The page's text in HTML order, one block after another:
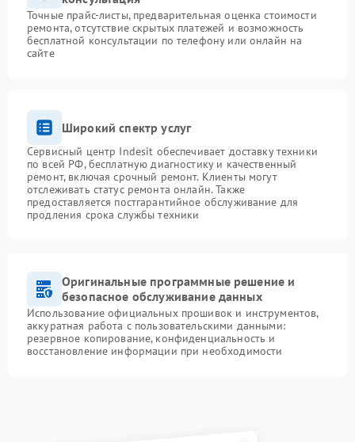
Точные прайс-листы, предварительная оценка стоимости
ремонта, отсутствие скрытых платежей и возможность
бесплатной консультации по телефону или онлайн на
сайте
Широкий спектр услуг
Сервисный центр Indesit обеспечивает доставку техники
по всей РФ, бесплатную диагностику и качественный
ремонт, включая срочный ремонт. Клиенты могут
отслеживать статус ремонта онлайн. Также
предоставляется постгарантийное обслуживание для
продления срока службы техники
Оригинальные программные решение и
безопасное обслуживание данных
Использование официальных прошивок и инструментов,
аккуратная работа с пользовательскими данными:
резервное копирование, конфиденциальность и
восстановление информации при необходимости